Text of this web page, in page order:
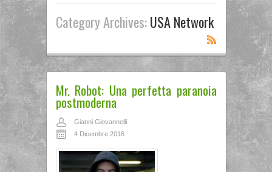
Category Archives:USA Network
Mr. Robot: Una perfetta paranoia
postmoderna
Gianni Giovannelli
4 Dicembre 2016